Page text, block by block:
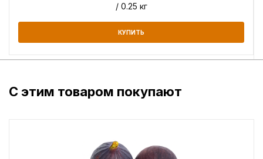
/ 0.25 кг
КУПИТЬ
С этим товаром покупают